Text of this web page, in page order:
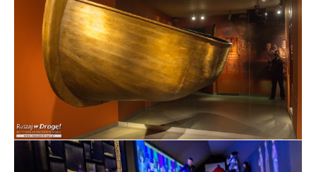
Wielka łódź w Muzeum Domu Jana Pawła II w
Wadowicach